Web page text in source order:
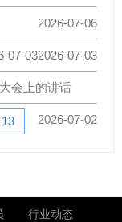
2026-07-06
2026-07-03
07-03
会上的讲话
2026-07-02
13
行业动态